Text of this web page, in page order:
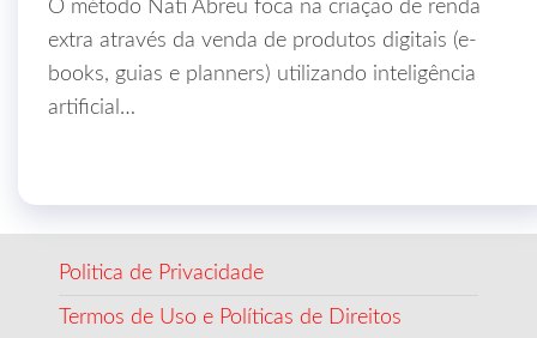
O método Nati Abreu foca na criação de renda
extra através da venda de produtos digitais (e-
books, guias e planners) utilizando inteligência
artificial…
Politica de Privacidade
Termos de Uso e Políticas de Direitos